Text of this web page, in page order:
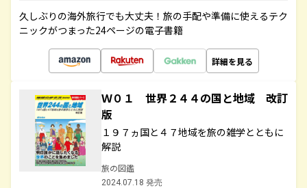
久しぶりの海外旅行でも大丈夫！旅の手配や準備に使えるテク
ニックがつまった24ページの電子書籍
詳細を見る
Ｗ０１ 世界２４４の国と地域 改訂
版
１９７ヵ国と４７地域を旅の雑学とともに
解説
旅の図鑑
2024.07.18 発売